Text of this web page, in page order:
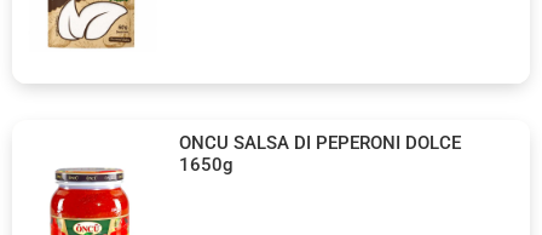
ONCU SALSA DI PEPERONI DOLCE
1650g